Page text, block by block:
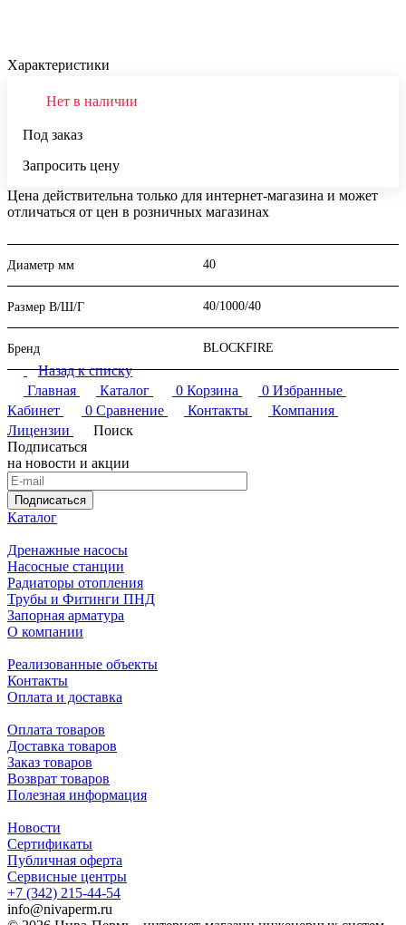
Характеристики
Нет в наличии
Под заказ
Запросить цену
Цена действительна только для интернет-магазина и может
отличаться от цен в розничных магазинах
Диаметр мм 40
Размер В/Ш/Г 40/1000/40
Бренд BLOCKFIRE
Назад к списку
Главная
Каталог 0 Корзина 0 Избранные
Кабинет
0 Сравнение Контакты
Компания
Лицензии
Поиск
Подписаться
на новости и акции
Подписаться
Каталог
Дренажные насосы
Насосные станции
Радиаторы отопления
Трубы и Фитинги ПНД
Запорная арматура
О компании
Реализованные объекты
Контакты
Оплата и доставка
Оплата товаров
Доставка товаров
Заказ товаров
Возврат товаров
Полезная информация
Новости
Сертификаты
Публичная оферта
Сервисные центры
+7 (342) 215-44-54
info@nivaperm.ru